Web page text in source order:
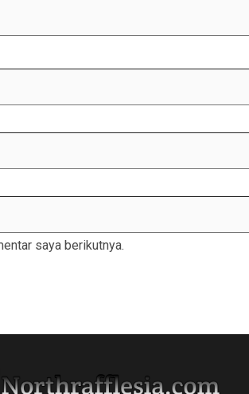
saya berikutnya.